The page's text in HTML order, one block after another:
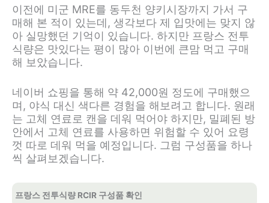
이전에 미군 MRE를 동두천 양키시장까지 가서 구
매해 본 적이 있는데, 생각보다 제 입맛에는 맞지 않
아 실망했던 기억이 있습니다. 하지만 프랑스 전투
식량은 맛있다는 평이 많아 이번에 큰맘 먹고 구매
해 보았습니다.
네이버 쇼핑을 통해 약 42,000원 정도에 구매했으
며, 야식 대신 색다른 경험을 해보려고 합니다. 원래
는 고체 연료로 캔을 데워 먹어야 하지만, 밀폐된 방
안에서 고체 연료를 사용하면 위험할 수 있어 요령
껏 따로 데워 먹을 예정입니다. 그럼 구성품을 하나
씩 살펴보겠습니다.
프랑스 전투식량 RCIR 구성품 확인